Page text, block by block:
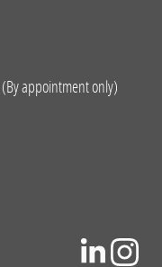
appointment only)